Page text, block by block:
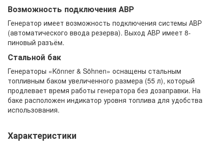
Возможность подключения АВР
Генератор имеет возможность подключения системы АВР
(автоматического ввода резерва). Выход АВР имеет 8-
пиновый разъём.
Стальной бак
Генераторы «Könner & Söhnen» оснащены стальным
топливным баком увеличенного размера (55 л), который
продлевает время работы генератора без дозаправки. На
баке расположен индикатор уровня топлива для удобства
использования.
Характеристики